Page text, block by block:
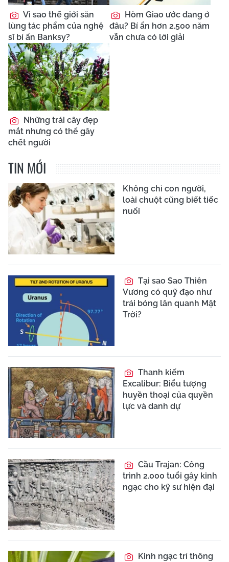
Vì sao thế giới săn
lùng tác phẩm của nghệ
sĩ bí ẩn Banksy?
Hòm Giao ước đang ở
đâu? Bí ẩn hơn 2.500 năm
vẫn chưa có lời giải
Những trái cây đẹp
mắt nhưng có thể gây
chết người
TIN MỚI
Không chỉ con người,
loài chuột cũng biết tiếc
nuối
Tại sao Sao Thiên
Vương có quỹ đạo như
trái bóng lăn quanh Mặt
Trời?
Thanh kiếm
Excalibur: Biểu tượng
huyền thoại của quyền
lực và danh dự
Cầu Trajan: Công
trình 2.000 tuổi gây kinh
ngạc cho kỹ sư hiện đại
Kinh ngạc trí thông